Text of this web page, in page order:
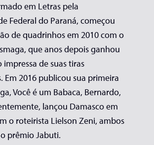
em Letras pela
Federal do Paraná, começou
de quadrinhos em 2010 com o
que anos depois ganhou
impressa de suas tiras
Em 2016 publicou sua primeira
Você é um Babaca, Bernardo,
lançou Damasco em
o roteirista Lielson Zeni, ambos
prêmio Jabuti.